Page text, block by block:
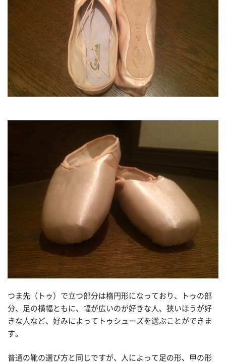
つま先（トゥ）で立つ部分は楕円形になっており、トゥの部
分、足の横幅ともに、幅が広いのが好きな人、狭いほうが好
きな人など、好みによってトゥシューズを選ぶことができま
す。
普通の靴の選び方と同じですが、人によって足の形、甲の形